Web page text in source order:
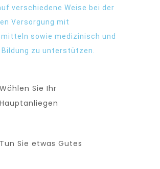
verschiedene Weise bei der
Versorgung mit
sowie medizinisch und
Bildung zu unterstützen.
Wählen Sie Ihr
Hauptanliegen
Tun Sie etwas Gutes